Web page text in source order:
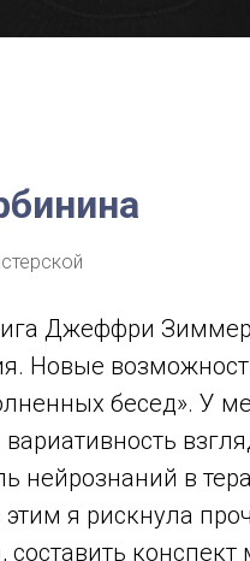
Джеффри
Новые
бесед». У
нейрознаний в
этим я рискнула
составить